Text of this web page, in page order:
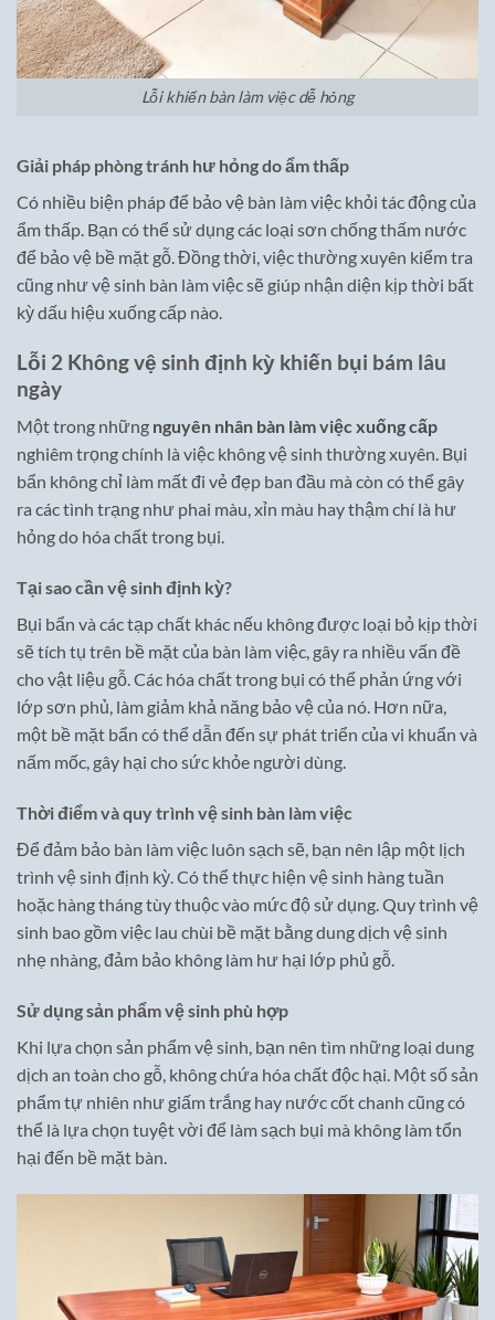
Lỗi khiến bàn làm việc dễ hỏng
Giải pháp phòng tránh hư hỏng do ẩm thấp
Có nhiều biện pháp để bảo vệ bàn làm việc khỏi tác động của
ẩm thấp. Bạn có thể sử dụng các loại sơn chống thấm nước
để bảo vệ bề mặt gỗ. Đồng thời, việc thường xuyên kiểm tra
cũng như vệ sinh bàn làm việc sẽ giúp nhận diện kịp thời bất
kỳ dấu hiệu xuống cấp nào.
Lỗi 2 Không vệ sinh định kỳ khiến bụi bám lâu
ngày
Một trong những nguyên nhân bàn làm việc xuống cấp
nghiêm trọng chính là việc không vệ sinh thường xuyên. Bụi
bẩn không chỉ làm mất đi vẻ đẹp ban đầu mà còn có thể gây
ra các tình trạng như phai màu, xỉn màu hay thậm chí là hư
hỏng do hóa chất trong bụi.
Tại sao cần vệ sinh định kỳ?
Bụi bẩn và các tạp chất khác nếu không được loại bỏ kịp thời
sẽ tích tụ trên bề mặt của bàn làm việc, gây ra nhiều vấn đề
cho vật liệu gỗ. Các hóa chất trong bụi có thể phản ứng với
lớp sơn phủ, làm giảm khả năng bảo vệ của nó. Hơn nữa,
một bề mặt bẩn có thể dẫn đến sự phát triển của vi khuẩn và
nấm mốc, gây hại cho sức khỏe người dùng.
Thời điểm và quy trình vệ sinh bàn làm việc
Để đảm bảo bàn làm việc luôn sạch sẽ, bạn nên lập một lịch
trình vệ sinh định kỳ. Có thể thực hiện vệ sinh hàng tuần
hoặc hàng tháng tùy thuộc vào mức độ sử dụng. Quy trình vệ
sinh bao gồm việc lau chùi bề mặt bằng dung dịch vệ sinh
nhẹ nhàng, đảm bảo không làm hư hại lớp phủ gỗ.
Sử dụng sản phẩm vệ sinh phù hợp
Khi lựa chọn sản phẩm vệ sinh, bạn nên tìm những loại dung
dịch an toàn cho gỗ, không chứa hóa chất độc hại. Một số sản
phẩm tự nhiên như giấm trắng hay nước cốt chanh cũng có
thể là lựa chọn tuyệt vời để làm sạch bụi mà không làm tổn
hại đến bề mặt bàn.